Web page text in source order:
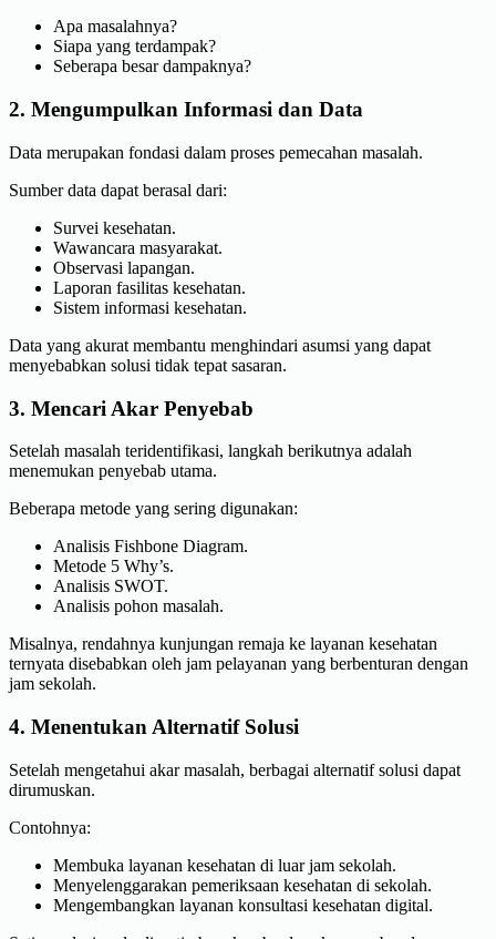
Apa masalahnya?
Siapa yang terdampak?
Seberapa besar dampaknya?
2. Mengumpulkan Informasi dan Data
Data merupakan fondasi dalam proses pemecahan masalah.
Sumber data dapat berasal dari:
Survei kesehatan.
Wawancara masyarakat.
Observasi lapangan.
Laporan fasilitas kesehatan.
Sistem informasi kesehatan.
Data yang akurat membantu menghindari asumsi yang dapat
menyebabkan solusi tidak tepat sasaran.
3. Mencari Akar Penyebab
Setelah masalah teridentifikasi, langkah berikutnya adalah
menemukan penyebab utama.
Beberapa metode yang sering digunakan:
Analisis Fishbone Diagram.
Metode 5 Why’s.
Analisis SWOT.
Analisis pohon masalah.
Misalnya, rendahnya kunjungan remaja ke layanan kesehatan
ternyata disebabkan oleh jam pelayanan yang berbenturan dengan
jam sekolah.
4. Menentukan Alternatif Solusi
Setelah mengetahui akar masalah, berbagai alternatif solusi dapat
dirumuskan.
Contohnya:
Membuka layanan kesehatan di luar jam sekolah.
Menyelenggarakan pemeriksaan kesehatan di sekolah.
Mengembangkan layanan konsultasi kesehatan digital.